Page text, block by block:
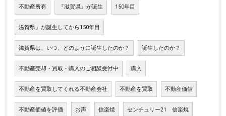
不動産所有 『滋賀県』が誕生 150年目
滋賀県』が誕生してから150年目
滋賀県は、いつ、どのように誕生したのか？ 誕生したのか？
不動産売却・買取・購入のご相談受付中 購入
不動産を買取してくれる不動産会社 不動産を買取 不動産価値
不動産価値を評価 お声 信楽焼 センチュリー21 信楽焼